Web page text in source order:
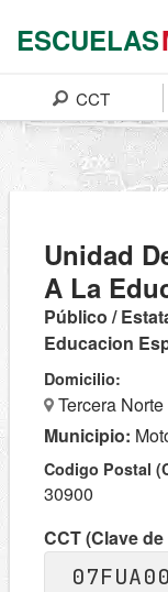
ESCUELAS
CCT
Unidad
A La
Público /
Educacion
Domicilio:
Tercera
Municipio:
Codigo Postal
30900
CCT (Clave